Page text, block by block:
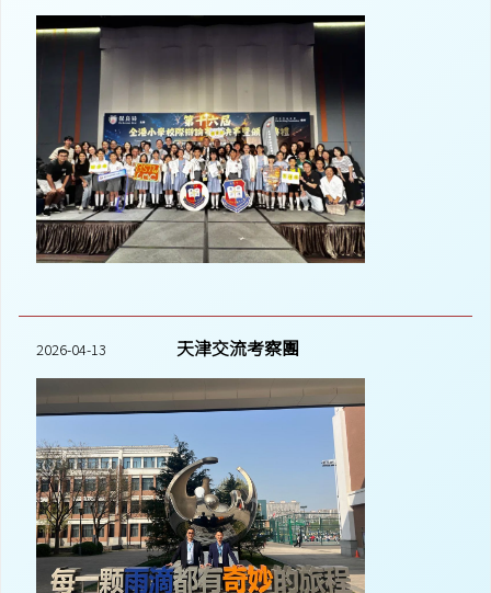
2026-04-13 天津交流考察團